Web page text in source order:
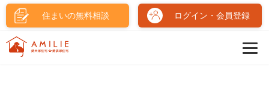
住まいの無料相談 ログイン・会員登録